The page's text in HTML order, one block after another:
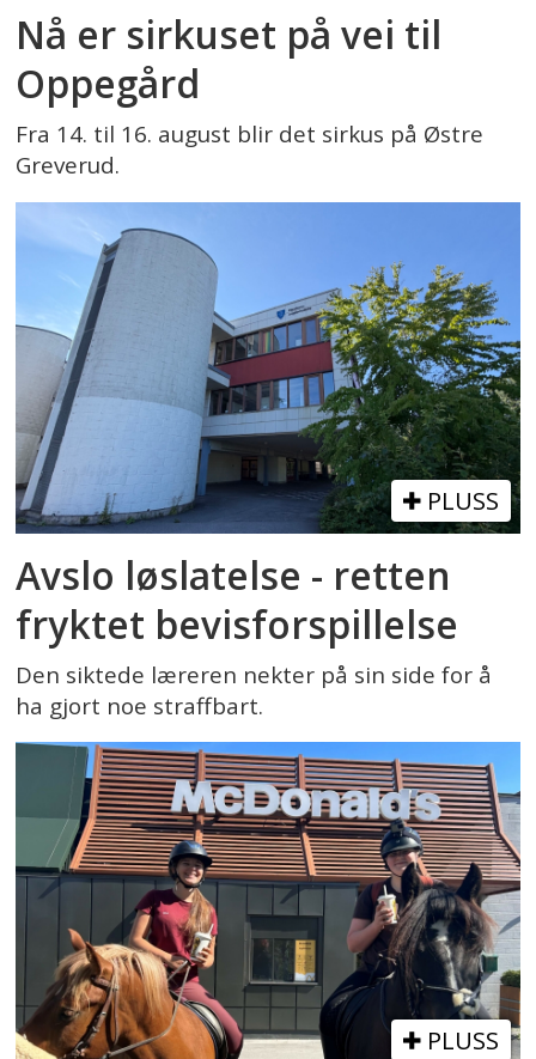
Nå er sirkuset på vei til
Oppegård
Fra 14. til 16. august blir det sirkus på Østre
Greverud.
PLUSS
Avslo løslatelse - retten
fryktet bevisforspillelse
Den siktede læreren nekter på sin side for å
ha gjort noe straffbart.
PLUSS